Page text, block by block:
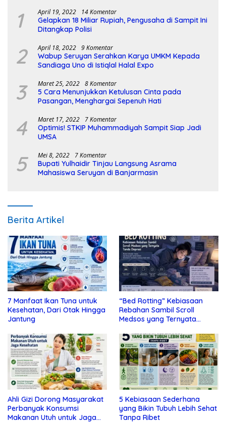
1 April 19, 2022 14 Komentar
Gelapkan 18 Miliar Rupiah, Pengusaha di Sampit Ini
Ditangkap Polisi
2 April 18, 2022 9 Komentar
Wabup Seruyan Serahkan Karya UMKM Kepada
Sandiaga Uno di Istiqlal Halal Expo
3 Maret 25, 2022 8 Komentar
5 Cara Menunjukkan Ketulusan Cinta pada
Pasangan, Menghargai Sepenuh Hati
4 Maret 17, 2022 7 Komentar
Optimis! STKIP Muhammadiyah Sampit Siap Jadi
UMSA
5 Mei 8, 2022 7 Komentar
Bupati Yulhaidir Tinjau Langsung Asrama
Mahasiswa Seruyan di Banjarmasin
Berita Artikel
7 Manfaat Ikan Tuna untuk
Kesehatan, Dari Otak Hingga
Jantung
“Bed Rotting” Kebiasaan
Rebahan Sambil Scroll
Medsos yang Ternyata
Ahli Gizi Dorong Masyarakat
Perbanyak Konsumsi
Makanan Utuh untuk Jaga
5 Kebiasaan Sederhana
yang Bikin Tubuh Lebih Sehat
Tanpa Ribet